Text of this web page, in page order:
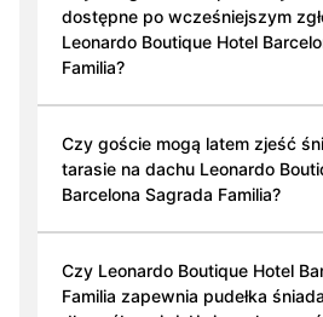
dostępne po wcześniejszym
Leonardo Boutique Hotel
Familia?
Czy goście mogą latem zjeść
tarasie na dachu Leonardo
Barcelona Sagrada Familia?
Czy Leonardo Boutique Hotel
Familia zapewnia pudełka